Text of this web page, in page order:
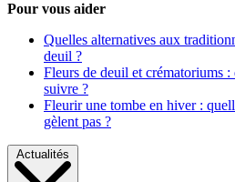
Pour vous aider
Quelles alternatives aux
deuil ?
Fleurs de deuil et crématoriums :
suivre ?
Fleurir une tombe en hiver :
gèlent pas ?
Actualités